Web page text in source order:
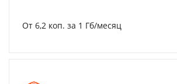
От 6,2 коп. за 1 Гб/месяц